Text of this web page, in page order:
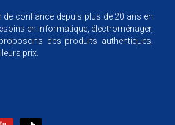
confiance depuis plus de 20 ans en
en informatique, électroménager,
des produits authentiques,
prix.